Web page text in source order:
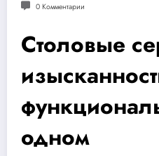
0 Комментарии
Столовые
одном